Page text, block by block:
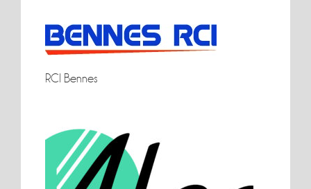
LM Industrie
RCI Bennes